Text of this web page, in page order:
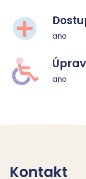
ano
ano
Kontakt